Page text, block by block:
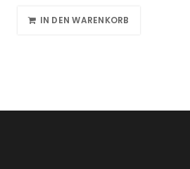
IN DEN WARENKORB